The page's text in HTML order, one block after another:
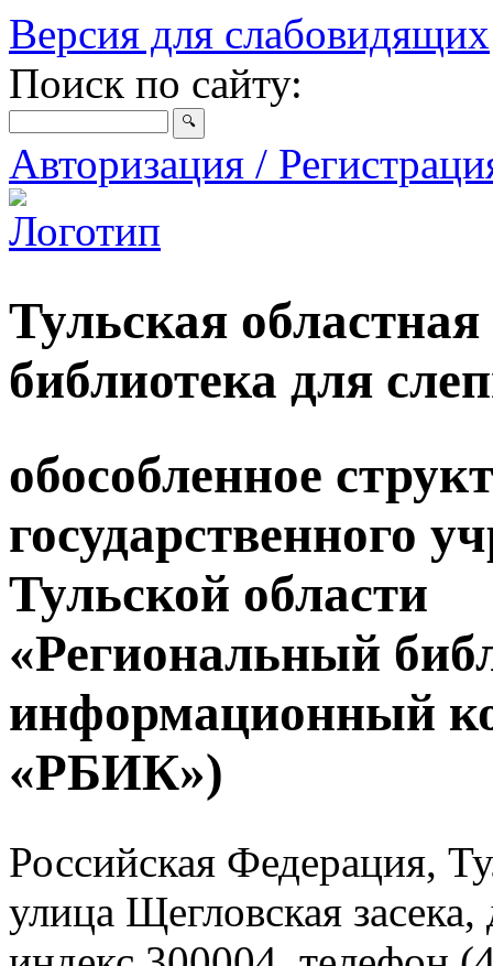
Версия для слабовидящих
Поиск по сайту:
Авторизация /
Тульская
библиотека для
обособленное
государственного
Тульской области
«Региональный
информационный
«РБИК»)
Российская Федерация,
улица Щегловская